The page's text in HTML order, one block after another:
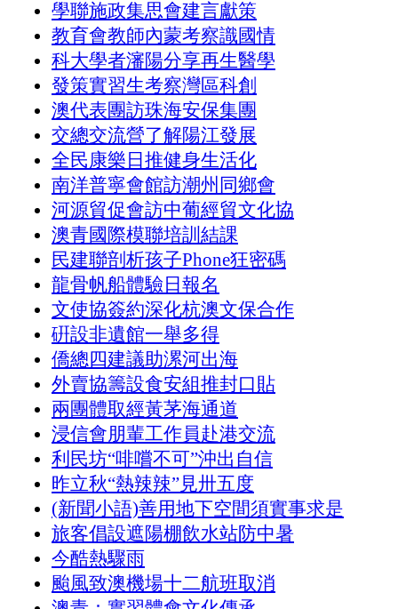
學聯施政集思會建言獻策
教育會教師內蒙考察識國情
科大學者瀋陽分享再生醫學
發策實習生考察灣區科創
澳代表團訪珠海安保集團
交總交流營了解陽江發展
全民康樂日推健身生活化
南洋普寧會館訪潮州同鄉會
河源貿促會訪中葡經貿文化協
澳青國際模聯培訓結課
民建聯剖析孩子Phone狂密碼
龍骨帆船體驗日報名
文使協簽約深化杭澳文保合作
硏設非遺館一舉多得
僑總四建議助漯河出海
外賣協籌設食安組推封口貼
兩團體取經黃茅海通道
浸信會朋輩工作員赴港交流
利民坊“啡嚐不可”沖出自信
昨立秋“熱辣辣”見卅五度
(新聞小語)善用地下空間須實事求是
旅客倡設遮陽棚飲水站防中暑
今酷熱驟雨
颱風致澳機場十二航班取消